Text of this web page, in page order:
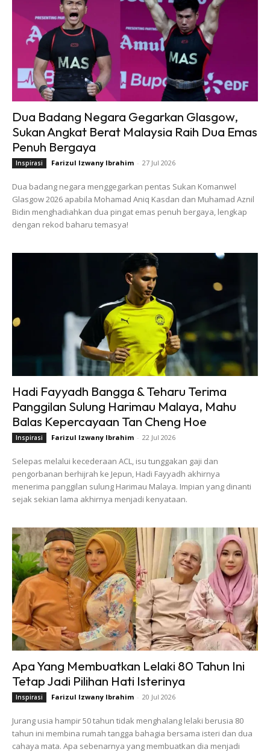
Dua Badang Negara Gegarkan Glasgow,
Sukan Angkat Berat Malaysia Raih Dua Emas
Penuh Bergaya
Inspirasi Farizul Izwany Ibrahim - 27 Jul 2026
Dua badang negara menggegarkan pentas Sukan Komanwel
Glasgow 2026 apabila Mohamad Aniq Kasdan dan Muhamad Aznil
Bidin menghadiahkan dua pingat emas penuh bergaya, lengkap
dengan rekod baharu temasya!
Hadi Fayyadh Bangga & Teharu Terima
Panggilan Sulung Harimau Malaya, Mahu
Balas Kepercayaan Tan Cheng Hoe
Inspirasi Farizul Izwany Ibrahim - 22 Jul 2026
Selepas melalui kecederaan ACL, isu tunggakan gaji dan
pengorbanan berhijrah ke Jepun, Hadi Fayyadh akhirnya
menerima panggilan sulung Harimau Malaya. Impian yang dinanti
sejak sekian lama akhirnya menjadi kenyataan.
Apa Yang Membuatkan Lelaki 80 Tahun Ini
Tetap Jadi Pilihan Hati Isterinya
Inspirasi Farizul Izwany Ibrahim - 20 Jul 2026
Jurang usia hampir 50 tahun tidak menghalang lelaki berusia 80
tahun ini membina rumah tangga bahagia bersama isteri dan dua
cahaya mata. Apa sebenarnya yang membuatkan dia menjadi